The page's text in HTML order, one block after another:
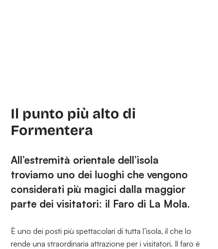
Il punto più alto di
Formentera
All’estremità orientale dell’isola
troviamo uno dei luoghi che vengono
considerati più magici dalla maggior
parte dei visitatori: il Faro di La Mola.
È uno dei posti più spettacolari di tutta l’isola, il che lo
rende una straordinaria attrazione per i visitatori. Il faro è